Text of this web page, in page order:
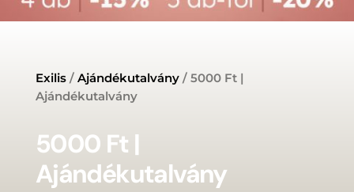
Exilis/ Ajándékutalvány/ 5000 Ft |
Ajándékutalvány
5000 Ft |
Ajándékutalvány